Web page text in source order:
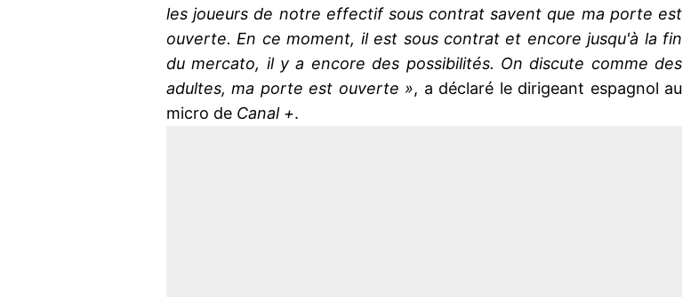
les joueurs de notre effectif sous contrat savent que ma porte est
ouverte. En ce moment, il est sous contrat et encore jusqu'à la fin
du mercato, il y a encore des possibilités. On discute comme des
adultes, ma porte est ouverte », a déclaré le dirigeant espagnol au
micro de Canal +.